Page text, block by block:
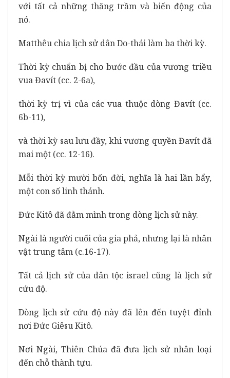
với tất cả những thăng trầm và biến động của
nó.
Matthêu chia lịch sử dân Do-thái làm ba thời kỳ.
Thời kỳ chuẩn bị cho bước đầu của vương triều
vua Đavít (cc. 2-6a),
thời kỳ trị vì của các vua thuộc dòng Đavít (cc.
6b-11),
và thời kỳ sau lưu đầy, khi vương quyền Đavít đã
mai một (cc. 12-16).
Mỗi thời kỳ mười bốn đời, nghĩa là hai lần bẩy,
một con số linh thánh.
Đức Kitô đã đằm mình trong dòng lịch sử này.
Ngài là người cuối của gia phả, nhưng lại là nhân
vật trung tâm (c.16-17).
Tất cả lịch sử của dân tộc israel cũng là lịch sử
cứu độ.
Dòng lịch sử cứu độ này đã lên đến tuyệt đỉnh
nơi Đức Giêsu Kitô.
Nơi Ngài, Thiên Chúa đã đưa lịch sử nhân loại
đến chỗ thành tựu.